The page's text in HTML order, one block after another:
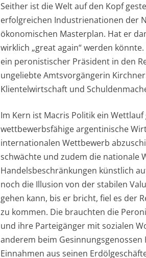
Seither ist die Welt auf den Kopf
erfolgreichen Industrienationen der
ökonomischen Masterplan. Hat er
wirklich „great again“ werden
ein peronistischer Präsident in den
ungeliebte Amtsvorgängerin
Klientelwirtschaft und
Im Kern ist Macris Politik ein
wettbewerbsfähige argentinische
internationalen Wettbewerb
schwächte und zudem die nationale
Handelsbeschränkungen künstlich
noch die Illusion von der stabilen
gehen kann, bis er bricht, fiel es der
zu kommen. Die brauchten die
und ihre Parteigänger mit sozialen
anderem beim Gesinnungsgenossen
Einnahmen aus seinen